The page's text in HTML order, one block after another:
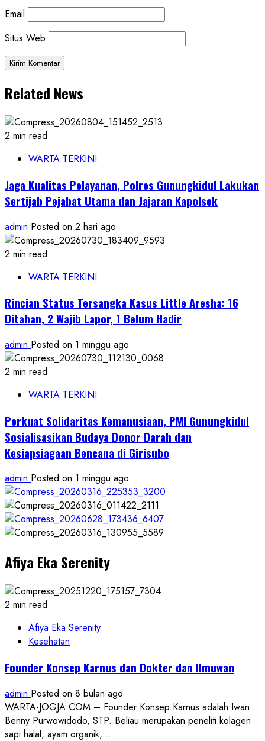
Email
Situs Web
Related News
2 min read
WARTA TERKINI
Jaga Kualitas Pelayanan, Polres Gunungkidul Lakukan
Sertijab Pejabat Utama dan Jajaran Kapolsek
admin Posted on 2 hari ago
2 min read
WARTA TERKINI
Rincian Status Tersangka Kasus Little Aresha: 16
Ditahan, 2 Wajib Lapor, 1 Belum Hadir
admin Posted on 1 minggu ago
2 min read
WARTA TERKINI
Perkuat Solidaritas Kemanusiaan, PMI Gunungkidul
Sosialisasikan Budaya Donor Darah dan
Kesiapsiagaan Bencana di Girisubo
admin Posted on 1 minggu ago
Afiya Eka Serenity
2 min read
Afiya Eka Serenity
Kesehatan
Founder Konsep Karnus dan Dokter dan Ilmuwan
admin Posted on 8 bulan ago
WARTA-JOGJA.COM – Founder Konsep Karnus adalah Iwan
Benny Purwowidodo, STP. Beliau merupakan peneliti kolagen
sapi halal, ayam organik,...